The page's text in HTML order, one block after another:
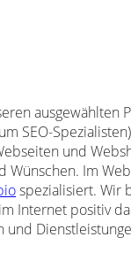
ausgewählten
SEO-
und
Wünschen. Im
spezialisiert. Wir
Internet positiv
und